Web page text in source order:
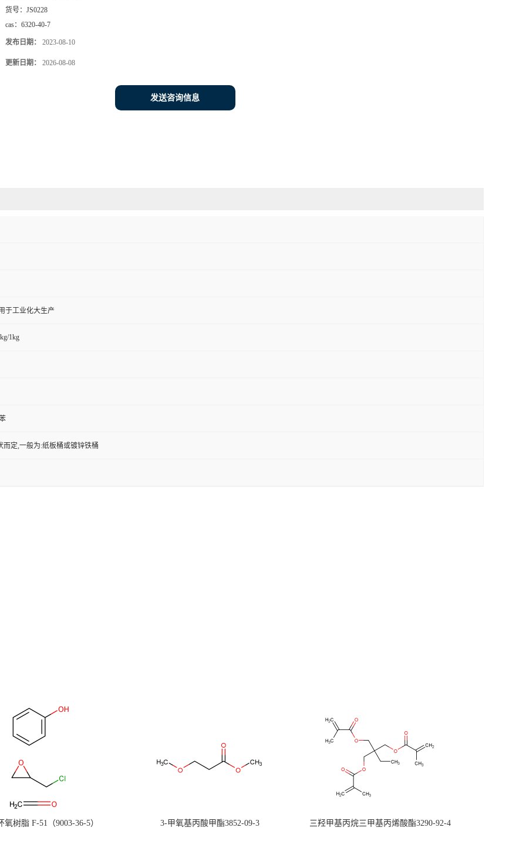
货号： JS0228
cas： 6320-40-7
发布日期： 2023-08-10
更新日期： 2026-08-08
发送咨询信息
于工业化大生产
1kg
而定,一般为:纸板桶或镀锌铁桶
氧树脂 F-51（9003-36-5） 3-甲氧基丙酸甲酯3852-09-3 三羟甲基丙烷三甲基丙烯酸酯3290-92-4